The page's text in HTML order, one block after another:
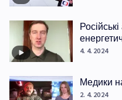
4. 4. 2024
Медики
2. 4. 2024